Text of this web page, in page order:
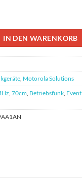
IN DEN WARENKORB
Motorola Solutions
70cm Betriebsfunk Event